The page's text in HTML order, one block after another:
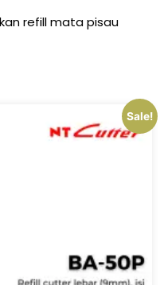
refill mata pisau
Sale!